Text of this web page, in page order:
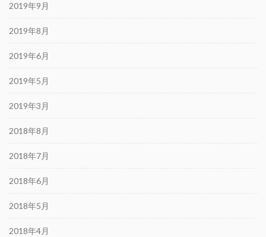
2019年9月
2019年8月
2019年6月
2019年5月
2019年3月
2018年8月
2018年7月
2018年6月
2018年5月
2018年4月